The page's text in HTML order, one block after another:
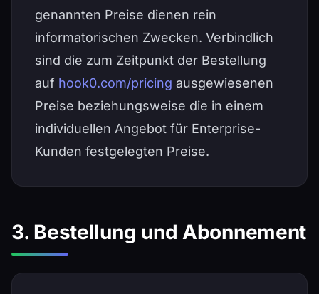
genannten Preise dienen rein
informatorischen Zwecken. Verbindlich
sind die zum Zeitpunkt der Bestellung
auf hook0.com/pricing ausgewiesenen
Preise beziehungsweise die in einem
individuellen Angebot für Enterprise-
Kunden festgelegten Preise.
3. Bestellung und Abonnement